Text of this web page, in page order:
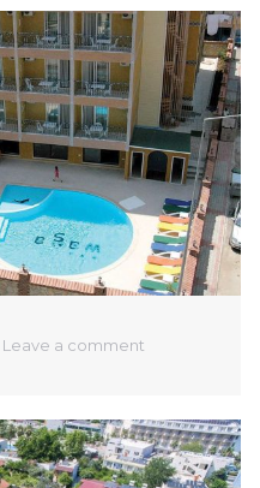
Leave a comment